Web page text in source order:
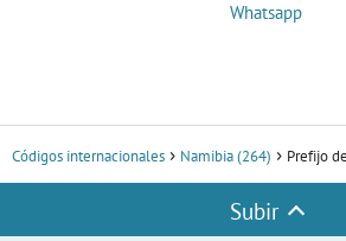
Whatsapp
Códigos internacionales Namibia (264) Prefijo
Subir